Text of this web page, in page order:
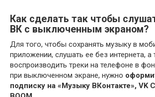
Как сделать так чтобы
ВК с выключенным экраном?
Для того, чтобы сохранять музыку в
приложении, слушать ее без интернета, а
воспроизводить треки на телефоне в
при выключенном экране, нужно
подписку на «Музыку ВКонтакте», VK